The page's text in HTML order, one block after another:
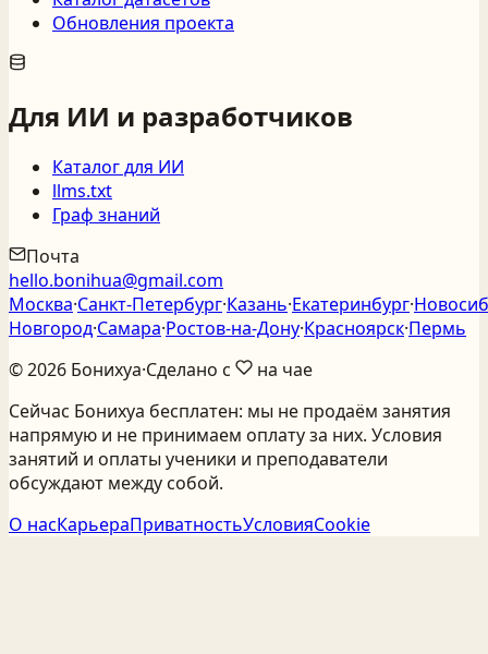
Обновления проекта
Для ИИ и разработчиков
Каталог для ИИ
llms.txt
Граф знаний
Почта
hello.bonihua@gmail.com
Москва·Санкт‑Петербург·Казань·Екатеринбург·
Новгород·Самара·Ростов‑на‑Дону·Красноярск·Пермь
©2026 Бонихуа·Сделано с
на чае
Сейчас Бонихуа бесплатен: мы не продаём занятия
напрямую и не принимаем оплату за них. Условия
занятий и оплаты ученики и преподаватели
обсуждают между собой.
О насКарьераПриватностьУсловияCookie